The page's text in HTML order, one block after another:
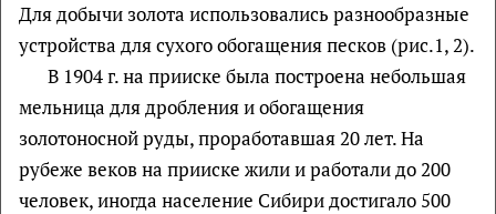
Для добычи золота использовались разнообразные
устройства для сухого обогащения песков (рис.1, 2).
В 1904 г. на прииске была построена небольшая
мельница для дробления и обогащения
золотоносной руды, проработавшая 20 лет. На
рубеже веков на прииске жили и работали до 200
человек, иногда население Сибири достигало 500